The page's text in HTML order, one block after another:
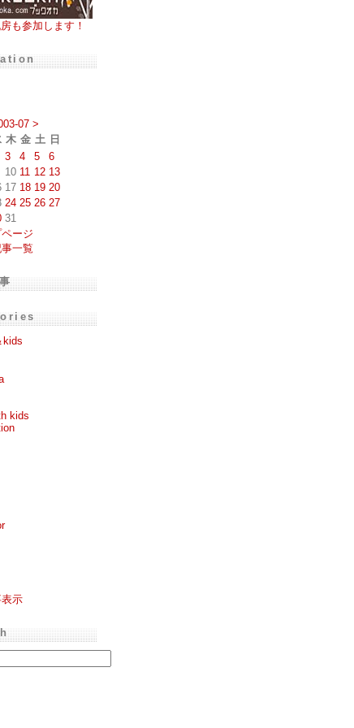
も参加します！
07 >
木 金 土 日
3 4 5
6
10 11 12 13
17 18 19 20
24 25 26 27
31
ページ
一覧
kids
kids
示